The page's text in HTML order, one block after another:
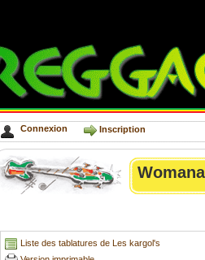
Connexion Inscription
Liste des tablatures de Les kargol's